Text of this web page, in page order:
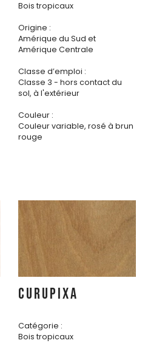
Bois tropicaux
Origine :
Amérique du Sud et
Amérique Centrale
Classe d’emploi :
Classe 3 - hors contact du
sol, à l'extérieur
Couleur :
Couleur variable, rosé à brun
rouge
CURUPIXA
Catégorie :
Bois tropicaux